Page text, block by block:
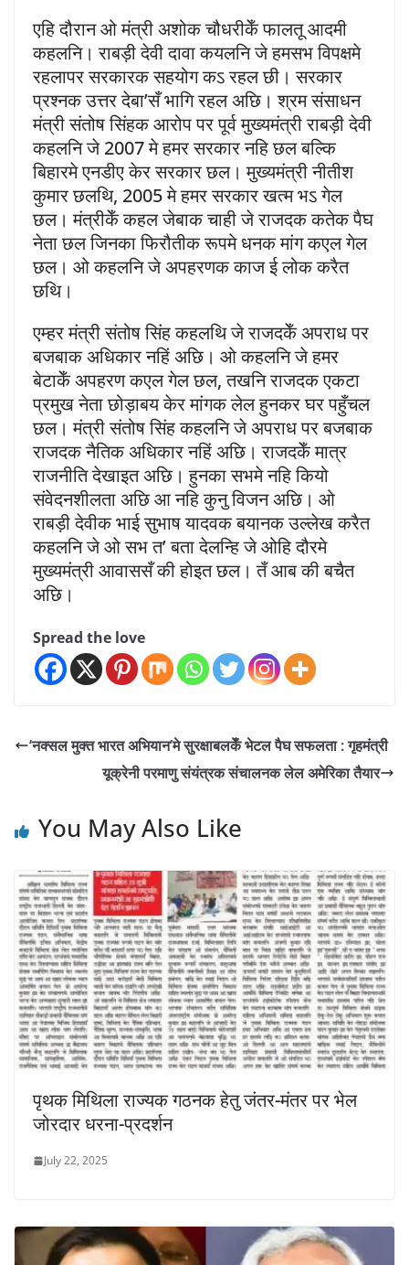
एहि दौरान ओ मंत्री अशोक चौधरीकेँ फालतू आदमी
कहलनि। राबड़ी देवी दावा कयलनि जे हमसभ विपक्षमे
रहलापर सरकारक सहयोग कऽ रहल छी। सरकार
प्रश्नक उत्तर देबा’सँ भागि रहल अछि। श्रम संसाधन
मंत्री संतोष सिंहक आरोप पर पूर्व मुख्यमंत्री राबड़ी देवी
कहलनि जे 2007 मे हमर सरकार नहि छल बल्कि
बिहारमे एनडीए केर सरकार छल। मुख्यमंत्री नीतीश
कुमार छलथि, 2005 मे हमर सरकार खत्म भऽ गेल
छल। मंत्रीकेँ कहल जेबाक चाही जे राजदक कतेक पैघ
नेता छल जिनका फिरौतीक रूपमे धनक मांग कएल गेल
छल। ओ कहलनि जे अपहरणक काज ई लोक करैत
छथि।
एम्हर मंत्री संतोष सिंह कहलथि जे राजदकेँ अपराध पर
बजबाक अधिकार नहिं अछि। ओ कहलनि जे हमर
बेटाकेँ अपहरण कएल गेल छल, तखनि राजदक एकटा
प्रमुख नेता छोड़ाबय केर मांगक लेल हुनकर घर पहुँचल
छल। मंत्री संतोष सिंह कहलनि जे अपराध पर बजबाक
राजदक नैतिक अधिकार नहिं अछि। राजदकेँ मात्र
राजनीति देखाइत अछि। हुनका सभमे नहि कियो
संवेदनशीलता अछि आ नहि कुनु विजन अछि। ओ
राबड़ी देवीक भाई सुभाष यादवक बयानक उल्लेख करैत
कहलनि जे ओ सभ त’ बता देलन्हि जे ओहि दौरमे
मुख्यमंत्री आवाससँ की होइत छल। तँ आब की बचैत
अछि।
Spread the love
‘नक्सल मुक्त भारत अभियान’मे सुरक्षाबलकेँ भेटल पैघ सफलता : गृहमंत्री
यूक्रेनी परमाणु संयंत्रक संचालनक लेल अमेरिका तैयार
You May Also Like
पृथक मिथिला राज्यक गठनक हेतु जंतर-मंतर पर भेल
जोरदार धरना-प्रदर्शन
July 22, 2025